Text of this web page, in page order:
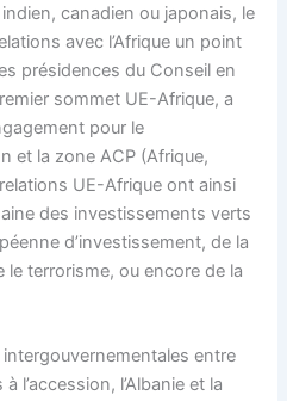
canadien ou japonais, le
avec l’Afrique un point
présidences du Conseil en
sommet UE-Afrique, a
pour le
et la zone ACP (Afrique,
UE-Afrique ont ainsi
des investissements verts
d’investissement, de la
terrorisme, ou encore de la
entre
l’accession, l’Albanie et la